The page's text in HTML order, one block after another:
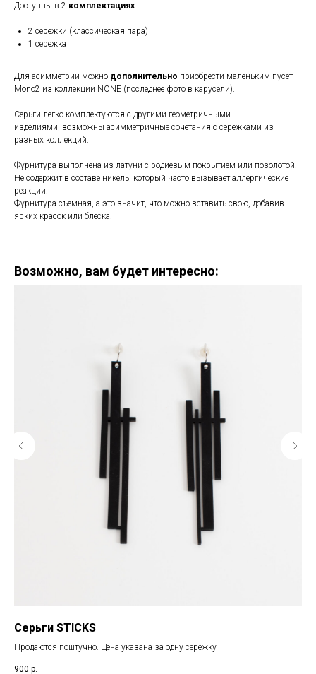
Доступны в 2 комплектациях:
2 сережки (классическая пара)
1 сережка
Для асимметрии можно дополнительно приобрести маленьким пусет
Mono2 из коллекции NONE (последнее фото в карусели).
Серьги легко комплектуются c другими геометричными
изделиями, возможны асимметричные сочетания с сережками из
разных коллекций.
Фурнитура выполнена из латуни с родиевым покрытием или позолотой.
Не содержит в составе никель, который часто вызывает аллергические
реакции.
Фурнитура съемная, а это значит, что можно вставить свою, добавив
ярких красок или блеска.
Возможно, вам будет интересно:
Серьги STICKS
Продаются поштучно. Цена указана за одну сережку
900 р.